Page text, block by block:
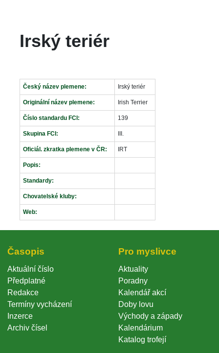
Irský teriér
Český název plemene: Irský teriér
Originální název plemene: Irish Terrier
Číslo standardu FCI: 139
Skupina FCI: III.
Oficiál. zkratka plemene v ČR: IRT
Popis:
Standardy:
Chovatelské kluby:
Web:
Časopi
Aktuální číslo
Předplatné
Redakce
Termíny vycházení
Inzerce
Archiv čísel
Pro myslivce
Aktuality
Poradny
Kalendář akcí
Doby lovu
Východy a západy
Kalendárium
Katalog trofejí